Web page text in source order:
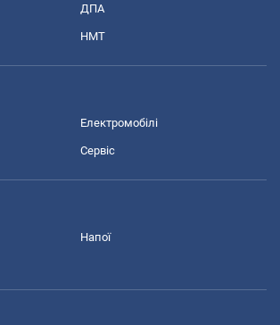
ДПА
НМТ
Електромобілі
Сервіс
Напої